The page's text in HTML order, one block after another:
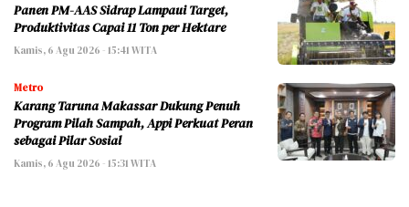
Panen PM-AAS Sidrap Lampaui Target,
Produktivitas Capai 11 Ton per Hektare
Kamis, 6 Agu 2026 - 15:41 WITA
Metro
Karang Taruna Makassar Dukung Penuh
Program Pilah Sampah, Appi Perkuat Peran
sebagai Pilar Sosial
Kamis, 6 Agu 2026 - 15:31 WITA